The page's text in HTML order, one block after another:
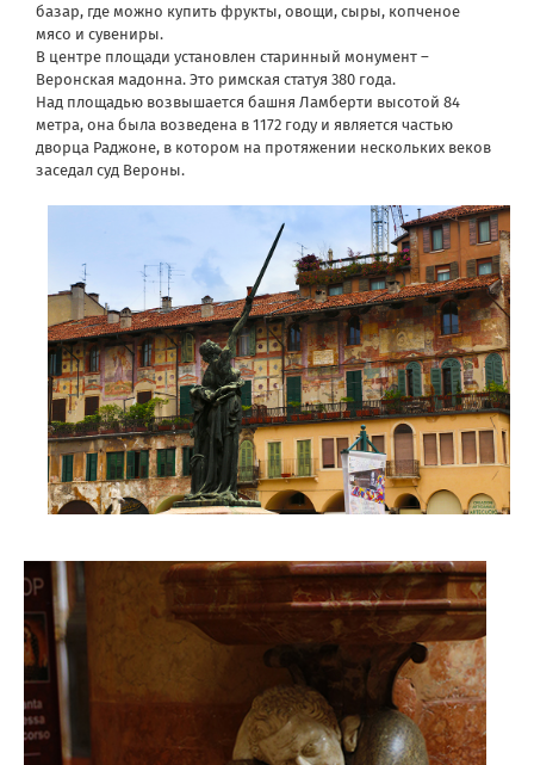
базар, где можно купить фрукты, овощи, сыры, копченое
мясо и сувениры.
В центре площади установлен старинный монумент –
Веронская мадонна. Это римская статуя 380 года.
Над площадью возвышается башня Ламберти высотой 84
метра, она была возведена в 1172 году и является частью
дворца Раджоне, в котором на протяжении нескольких веков
заседал суд Вероны.